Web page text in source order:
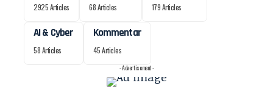
2925 Articles 68 Articles 179 Articles
AI & Cyber
58 Articles
Kommentar
45 Articles
- Advertisement -